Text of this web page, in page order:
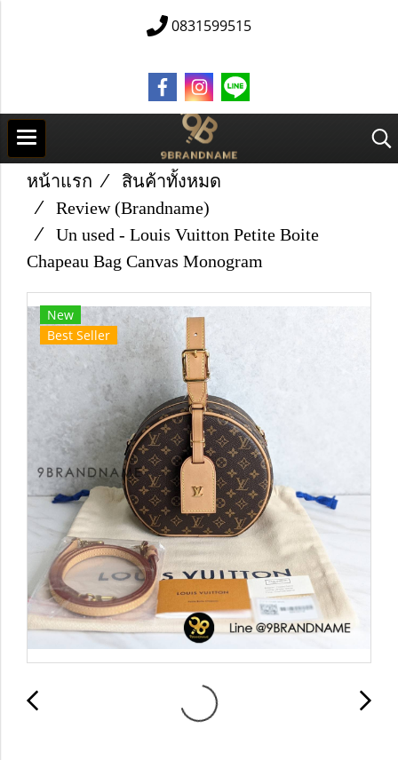
0831599515
หน้าแรก
สินค้าทั้งหมด
Review (Brandname)
Un used​ -​ Louis Vuitton​ Petite​ Boite
Chapeau Bag Canvas Monogram
New
Best Seller